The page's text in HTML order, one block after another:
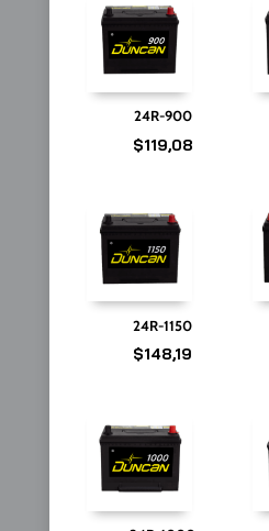
24R-900
$119,08
24R-1150
$148,19